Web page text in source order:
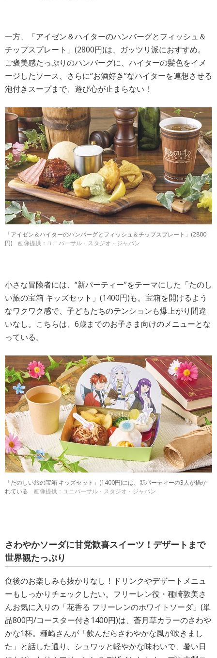
一方、「アイゼン＆ハイターのハンバーグとフィッシュ＆
チップスプレート」(2800円)は、ガッツリ派におすすめ。
ご褒美感たっぷりのハンバーグに、ハイターの髪色をイメ
ージしたソース、さらに“お酒好き”なハイターを連想させる
泡付きスープまで、遊び心が止まらない！
「アイゼン＆ハイターのハンバーグとフィッシュ＆チップスプレート」(2800
円)
画像提供：ユニバーサル・スタジオ・ジャパン
小さな冒険者には、“新パーティー”をテーマにした「たのし
い旅の宝箱 キッズセット」(1400円)も。宝箱を開けるよう
なワクワク感で、子どもたちのテンションも爆上がり間違
いなし。こちらは、6歳までのお子さま向けのメニューとな
っている。
「たのしい旅の宝箱 キッズセット」(1400円)には、新パーティーの3人が描か
れている
画像提供：ユニバーサル・スタジオ・ジャパン
さわやかソーダに甘党歓喜スイーツ！デザートまで
世界観たっぷり
食後のお楽しみも抜かりなし！ドリンクやデザートメニュ
ーもしっかりチェックしたい。フリーレン役・種崎敦美さ
んお気に入りの「花香る フリーレンのホワイトソーダ」(単
品800円/コースター付き1400円)は、蒼月草カラーのさわや
かな1杯。種崎さんが「飲んだらさわやかな風が吹きまし
た」と話した通り、シュワッと軽やかな味わいで、暑い日